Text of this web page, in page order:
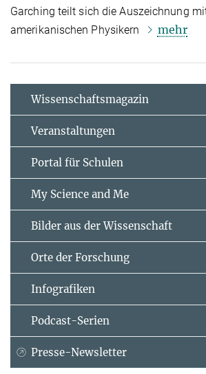
Garching teilt sich die Auszeichnung
amerikanischen Physikern
mehr
Wissenschaftsmagazin
Veranstaltungen
Portal für Schulen
My Science and Me
Bilder aus der Wissenschaft
Orte der Forschung
Infografiken
Podcast-Serien
Presse-Newsletter